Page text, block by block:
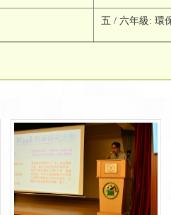
五 / 六年級: 環